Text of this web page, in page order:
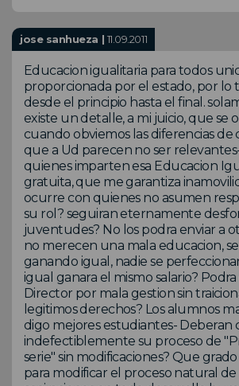
jose sanhueza | 11.09.2011
Educacion igualitaria para todos
proporcionada por el estado, por lo
desde el principio hasta el final.
existe un detalle, a mi juicio, que se
cuando obviemos las diferencias de
que a Ud parecen no ser
quienes imparten esa Educacion
gratuita, que me garantiza
ocurre con quienes no asumen
su rol? seguiran eternamente
juventudes? No los podra enviar a
no merecen una mala educacion,
ganando igual, nadie se
igual ganara el mismo salario?
Director por mala gestion sin
legitimos derechos? Los alumnos
digo mejores estudiantes- Deberan
indefectiblemente su proceso de
serie" sin modificaciones? Que
para modificar el proceso natural